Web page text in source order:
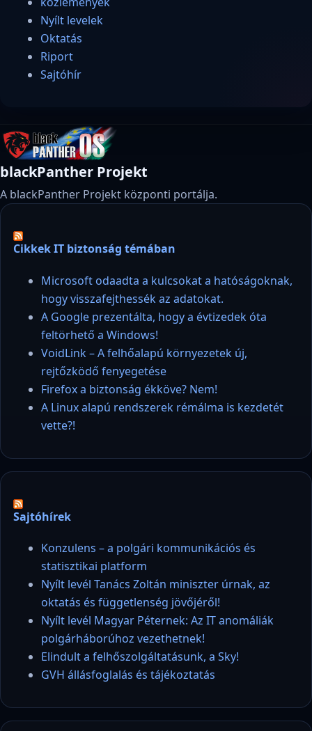
Nyílt levelek
Oktatás
Riport
Sajtóhír
blackPanther Projekt
A blackPanther Projekt központi portálja.
Cikkek IT biztonság témában
Microsoft odaadta a kulcsokat a hatóságoknak,
hogy visszafejthessék az adatokat.
A Google prezentálta, hogy a évtizedek óta
feltörhető a Windows!
VoidLink – A felhőalapú környezetek új,
rejtőzködő fenyegetése
Firefox a biztonság ékköve? Nem!
A Linux alapú rendszerek rémálma is kezdetét
vette?!
Sajtóhírek
Konzulens – a polgári kommunikációs és
statisztikai platform
Nyílt levél Tanács Zoltán miniszter úrnak, az
oktatás és függetlenség jövőjéről!
Nyílt levél Magyar Péternek: Az IT anomáliák
polgárháborúhoz vezethetnek!
Elindult a felhőszolgáltatásunk, a Sky!
GVH állásfoglalás és tájékoztatás